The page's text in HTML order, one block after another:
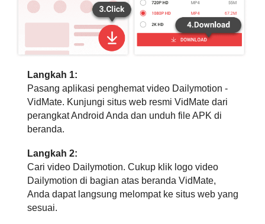
Langkah 1:
Pasang aplikasi penghemat video Dailymotion -
VidMate. Kunjungi situs web resmi VidMate dari
perangkat Android Anda dan unduh file APK di
beranda.
Langkah 2:
Cari video Dailymotion. Cukup klik logo video
Dailymotion di bagian atas beranda VidMate,
Anda dapat langsung melompat ke situs web yang
sesuai.